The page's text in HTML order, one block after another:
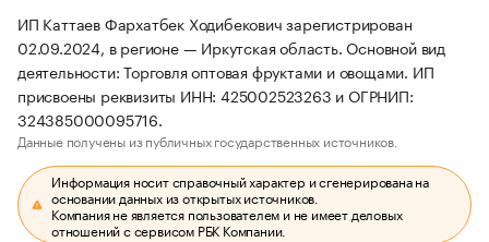
ИП Каттаев Фархатбек Ходибекович зарегистрирован
02.09.2024, в регионе — Иркутская область. Основной вид
деятельности: Торговля оптовая фруктами и овощами. ИП
присвоены реквизиты ИНН: 425002523263 и ОГРНИП:
324385000095716.
Данные получены из публичных государственных источников.
Информация носит справочный характер и сгенерирована на
основании данных из открытых источников.
Компания не является пользователем и не имеет деловых
отношений с сервисом РБК Компании.